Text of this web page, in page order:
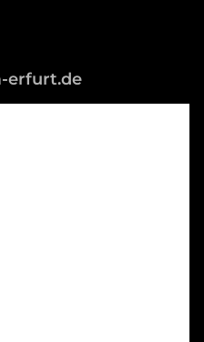
erfurt.de